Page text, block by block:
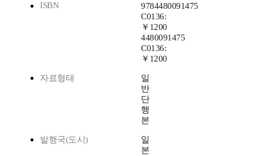
ISBN
9784480091475
C0136:
￥1200
4480091475
C0136:
￥1200
자료형태
일
반
단
행
본
발행국(도시)
일
본